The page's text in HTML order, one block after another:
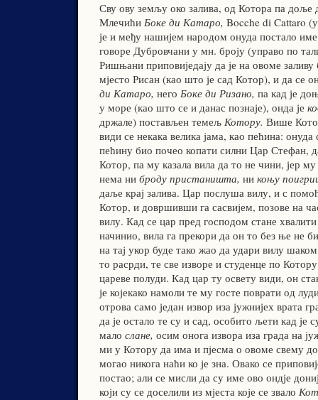
Сву ову земљу око залива, од Котора па доље
Млечићи Боке ди Катаро, Bocche di Cattaro
је и међу нашијем народом онуда постало
говоре Дубровчани у мн. броју (управо по
Ришњани приповиједају да је на овоме заливу
мјесто Рисан (као што је сад Котор), и да се
ди Катаро, него Боке ди Ризано, па кад је
у море (као што се и данас познаје), онда је
држале) постављен темељ Котору. Више
види се некака велика јама, као пећина: онуда
пећину био почео копати силни Цар Стефан,
Котор, па му казала вила да то не чини, јер му
нема ни броду пристаништа, ни коњу
даље крај залива. Цар послуша вилу, и с
Котор, и довршивши га сасвијем, позове на
вилу. Кад се цар пред господом стане хвалити
начинио, вила га прекори да он то без ње не
на тај укор буде тако жао да удари вилу
то расрди, те све изворе и студенце по
цареве полуди. Кад цар ту освету види, он
је којекако намоли те му госте поврати од
отрова само један извор иза јужнијех врата
да је остало те су и сад, особито љети кад је
мало слане, осим онога извора иза града на
ми у Котору да има и пјесма о овоме свему
могао никога наћи ко је зна. Овако се
постао; али се мисли да су име ово ондје
који су се доселили из мјеста које се звало